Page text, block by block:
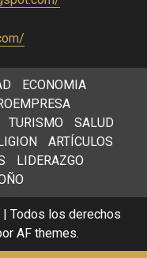
ECONOMIA
TURISMO
SALUD
ARTÍCULOS
LIDERAZGO
Todos los derechos
AF themes.